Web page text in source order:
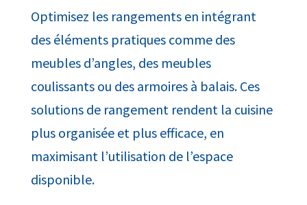
Optimisez les rangements en intégrant
des éléments pratiques comme des
meubles d’angles, des meubles
coulissants ou des armoires à balais. Ces
solutions de rangement rendent la cuisine
plus organisée et plus efficace, en
maximisant l’utilisation de l’espace
disponible.